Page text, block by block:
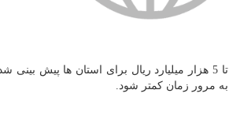
صالحی با اشاره به اینكه امسال از مجموع 10 هزار میلیارد ریال اعتبار این وزارتخانه بین 4 تا 5 هزار میلیارد ریال برای استان ها پیش
به مرور زمان كمتر شود.